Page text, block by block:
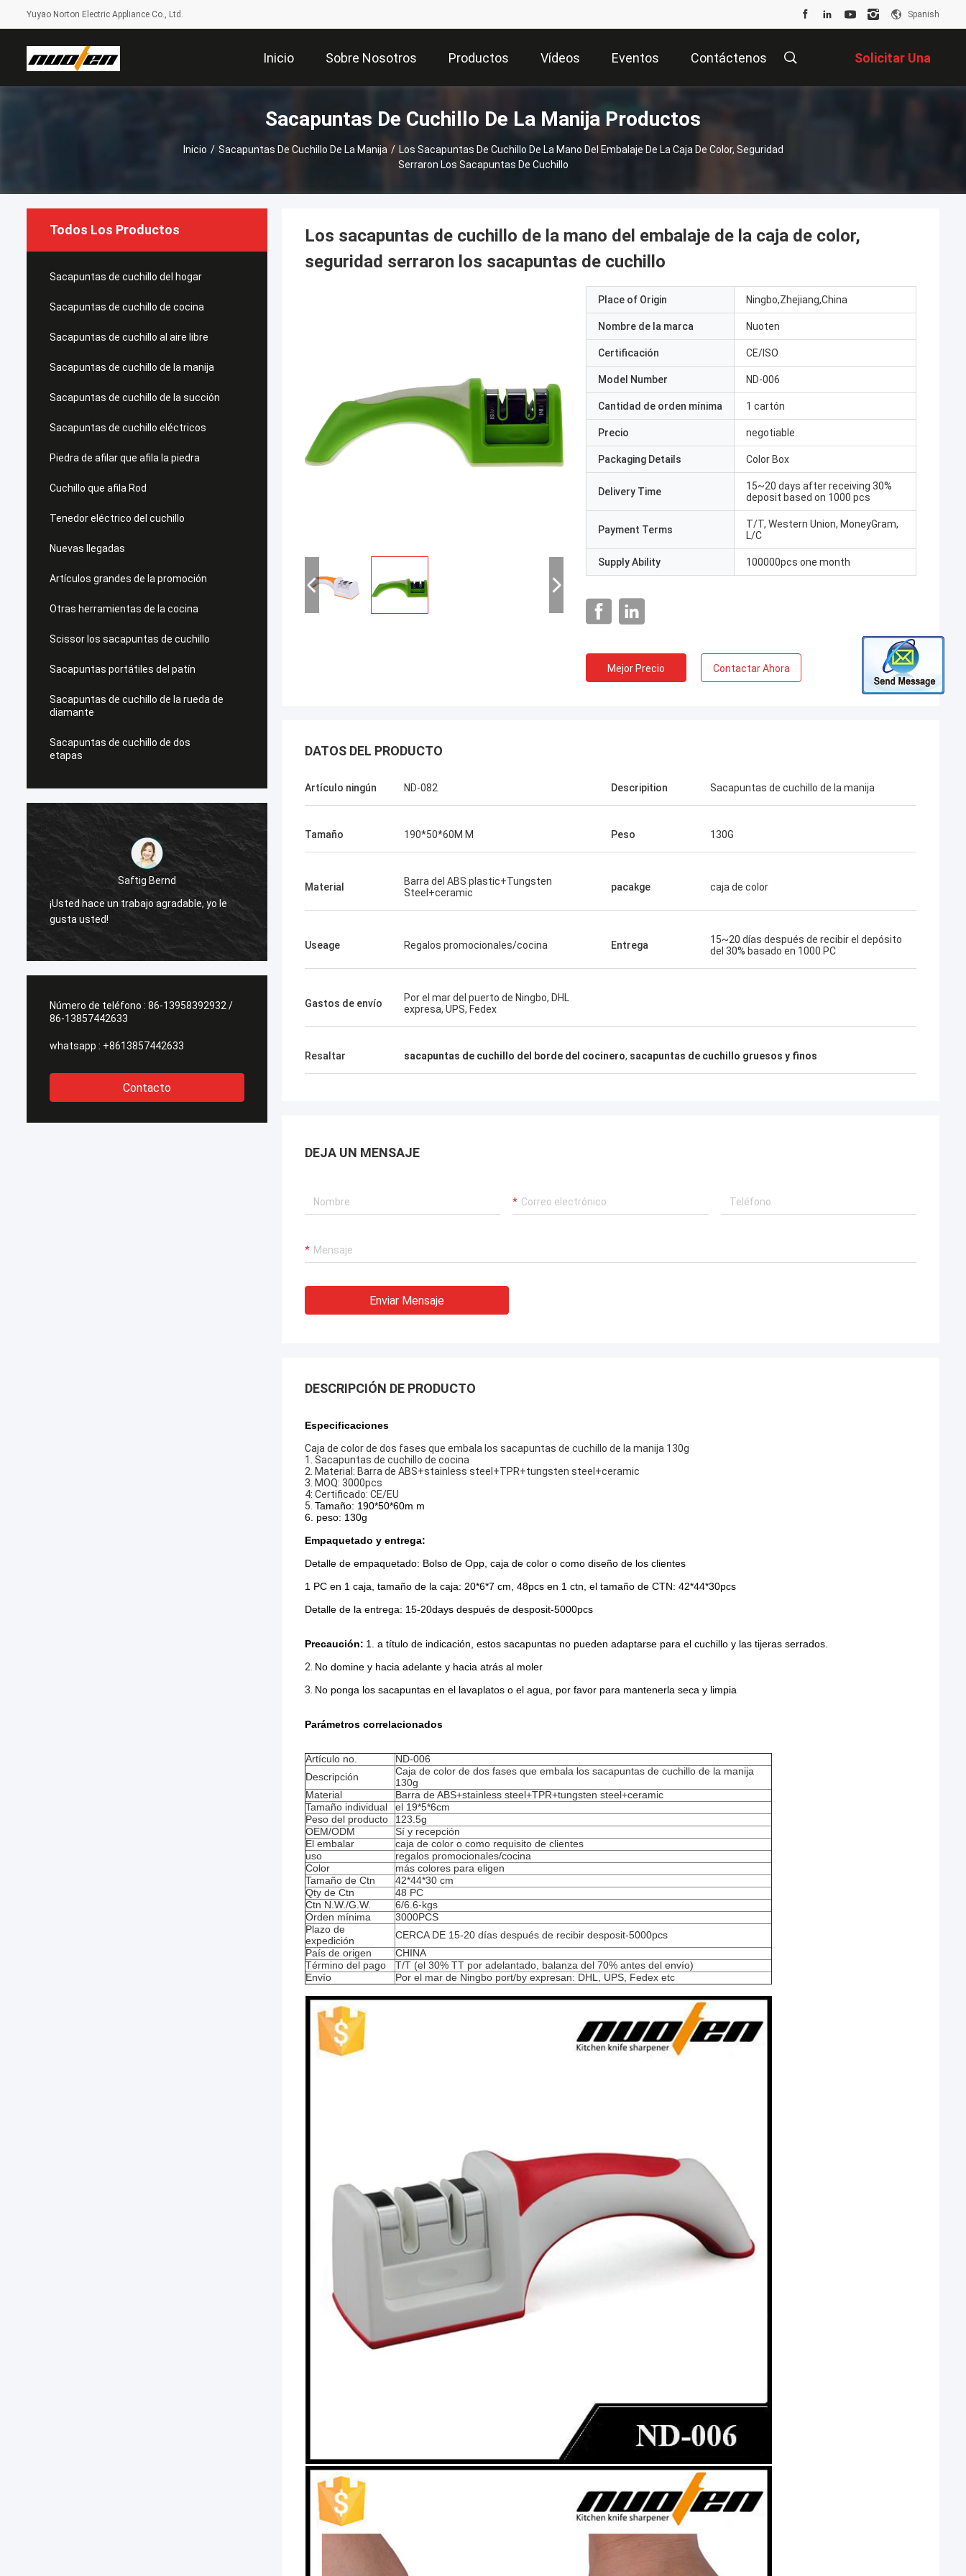
Yuyao Norton Electric Appliance Co., Ltd. Spanish
Inicio Sobre Nosotros Productos Vídeos Eventos Contáctenos Solicitar Una
Cotización
Sacapuntas De Cuchillo De La Manija Productos
Inicio / Sacapuntas De Cuchillo De La Manija / Los Sacapuntas De Cuchillo De La Mano Del Embalaje De La Caja De Color, Seguridad
Serraron Los Sacapuntas De Cuchillo
Todos Los Productos
Sacapuntas de cuchillo del hogar
Sacapuntas de cuchillo de cocina
Sacapuntas de cuchillo al aire libre
Sacapuntas de cuchillo de la manija
Sacapuntas de cuchillo de la succión
Sacapuntas de cuchillo eléctricos
Piedra de afilar que afila la piedra
Cuchillo que afila Rod
Tenedor eléctrico del cuchillo
Nuevas llegadas
Artículos grandes de la promoción
Otras herramientas de la cocina
Scissor los sacapuntas de cuchillo
Sacapuntas portátiles del patín
Sacapuntas de cuchillo de la rueda de
diamante
Sacapuntas de cuchillo de dos
etapas
Saftig Bernd
¡Usted hace un trabajo agradable, yo le
gusta usted!
Melia de Chris
Número de teléfono : 86-13958392932 /
86-13857442633
whatsapp : +8613857442633
Contacto
Los sacapuntas de cuchillo de la mano del embalaje de la caja de color,
seguridad serraron los sacapuntas de cuchillo
Place of Origin Ningbo,Zhejiang,China
Nombre de la marca Nuoten
Certificación CE/ISO
Model Number ND-006
Cantidad de orden mínima 1 cartón
Precio negotiable
Packaging Details Color Box
Delivery Time
15~20 days after receiving 30%
deposit based on 1000 pcs
Payment Terms
T/T, Western Union, MoneyGram,
L/C
Supply Ability 100000pcs one month
Mejor Precio Contactar Ahora
DATOS DEL PRODUCTO
Artículo ningún ND-082 Descripition Sacapuntas de cuchillo de la manija
Tamaño 190*50*60M M Peso 130G
Material
Barra del ABS plastic+Tungsten
Steel+ceramic
pacakge caja de color
Useage Regalos promocionales/cocina Entrega
15~20 días después de recibir el depósito
del 30% basado en 1000 PC
Gastos de envío
Por el mar del puerto de Ningbo, DHL
expresa, UPS, Fedex
Resaltar sacapuntas de cuchillo del borde del cocinero, sacapuntas de cuchillo gruesos y finos
DEJA UN MENSAJE
Enviar Mensaje
DESCRIPCIÓN DE PRODUCTO
Especificaciones
Caja de color de dos fases que embala los sacapuntas de cuchillo de la manija 130g
1. Sacapuntas de cuchillo de cocina
2. Material: Barra de ABS+stainless steel+TPR+tungsten steel+ceramic
3. MOQ: 3000pcs
4: Certificado: CE/EU
5. Tamaño: 190*50*60m m
6. peso: 130g
Empaquetado y entrega:
Detalle de empaquetado: Bolso de Opp, caja de color o como diseño de los clientes
1 PC en 1 caja, tamaño de la caja: 20*6*7 cm, 48pcs en 1 ctn, el tamaño de CTN: 42*44*30pcs
Detalle de la entrega: 15-20days después de desposit-5000pcs
Precaución: 1. a título de indicación, estos sacapuntas no pueden adaptarse para el cuchillo y las tijeras serrados.
2. No domine y hacia adelante y hacia atrás al moler
3. No ponga los sacapuntas en el lavaplatos o el agua, por favor para mantenerla seca y limpia
Parámetros correlacionados
Artículo no.
ND-006
Descripción
Caja de color de dos fases que embala los sacapuntas de cuchillo de la manija
130g
Material
Barra de ABS+stainless steel+TPR+tungsten steel+ceramic
Tamaño individual
el 19*5*6cm
Peso del producto
123.5g
OEM/ODM
Sí y recepción
El embalar
caja de color o como requisito de clientes
uso
regalos promocionales/cocina
Color
más colores para eligen
Tamaño de Ctn
42*44*30 cm
Qty de Ctn
48 PC
Ctn N.W./G.W.
6/6.6-kgs
Orden mínima
3000PCS
Plazo de
expedición
CERCA DE 15-20 días después de recibir desposit-5000pcs
País de origen
CHINA
Término del pago
T/T (el 30% TT por adelantado, balanza del 70% antes del envío)
Envío
Por el mar de Ningbo port/by expresan: DHL, UPS, Fedex etc